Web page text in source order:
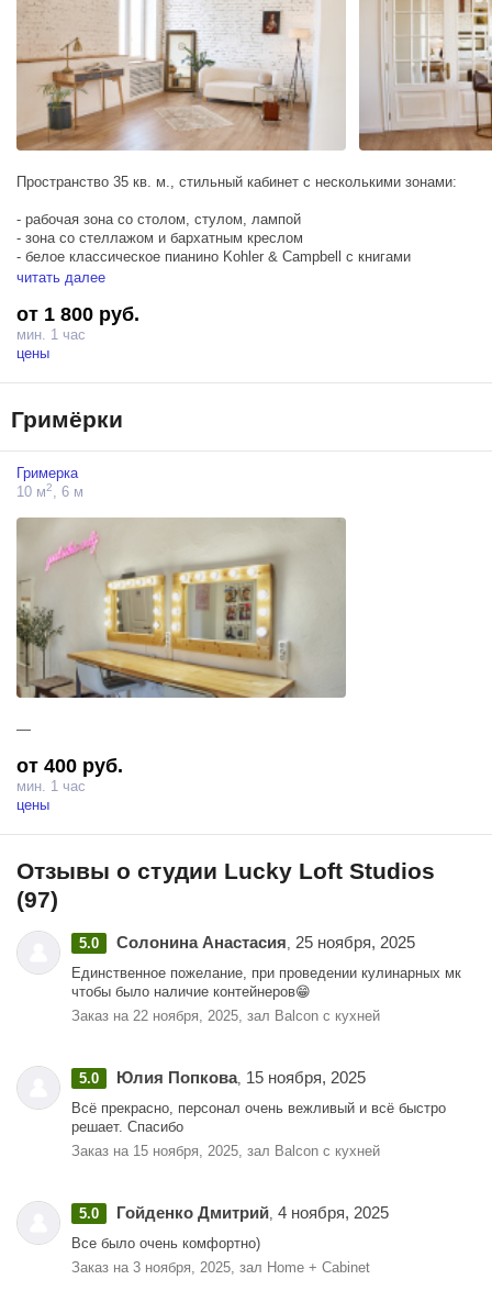
Пространство 35 кв. м., стильный кабинет с несколькими зонами:
- рабочая зона со столом, стулом, лампой
- зона со стеллажом и бархатным креслом
- белое классическое пианино Kohler & Campbell с книгами
- зона с серым бархатным диваном, зеркальными столиками,
Зал ”Cabinet” соединён большой распашной классической
зеркальной дверью с залом ”Home”
читать далее
от 1 800 руб.
мин. 1 час
цены
Гримёрки
Гримерка
10 м2 , 6 м
—
от 400 руб.
мин. 1 час
цены
Отзывы о студии Lucky Loft Studios
(97)
5.0 Солонина Анастасия, 25 ноября, 2025
Единственное пожелание, при проведении кулинарных мк
чтобы было наличие контейнеров😁
Заказ на 22 ноября, 2025, зал Balcon с кухней
5.0 Юлия Попкова, 15 ноября, 2025
Всё прекрасно, персонал очень вежливый и всё быстро
решает. Спасибо
Заказ на 15 ноября, 2025, зал Balcon с кухней
5.0 Гойденко Дмитрий, 4 ноября, 2025
Все было очень комфортно)
Заказ на 3 ноября, 2025, зал Home + Cabinet